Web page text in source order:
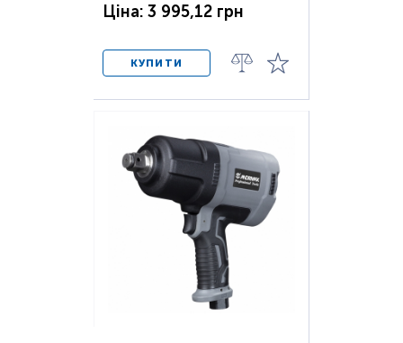
Ціна: 3 995,12 грн
КУПИТИ